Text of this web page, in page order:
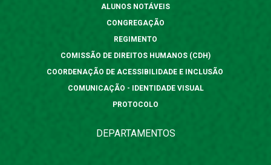
ALUNOS NOTÁVEIS
CONGREGAÇÃO
REGIMENTO
COMISSÃO DE DIREITOS HUMANOS (CDH)
COORDENAÇÃO DE ACESSIBILIDADE E INCLUSÃO
COMUNICAÇÃO - IDENTIDADE VISUAL
PROTOCOLO
DEPARTAMENTOS